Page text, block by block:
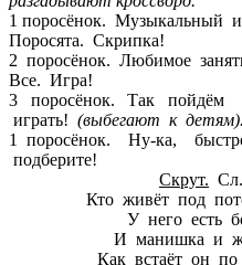
1 поросёнок. Музыкальный
Поросята. Скрипка!
2 поросёнок. Любимое
Все. Игра!
3 поросёнок. Так пойдём
играть! (выбегают к детям).
1 поросёнок. Ну-ка,
подберите!
Скрут.
Кто живёт под
У него есть
И манишка и
Как встаёт он